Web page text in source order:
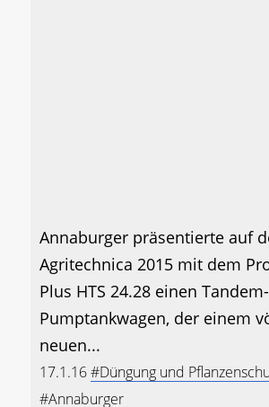
Annaburger präsentierte auf
Agritechnica 2015 mit dem
Plus HTS 24.28 einen
Pumptankwagen, der einem
neuen...
17.1.16#Düngung und
#Annaburger